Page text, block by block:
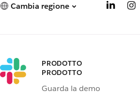
Cambia regione
PRODOTTO
PRODOTTO
Guarda la demo